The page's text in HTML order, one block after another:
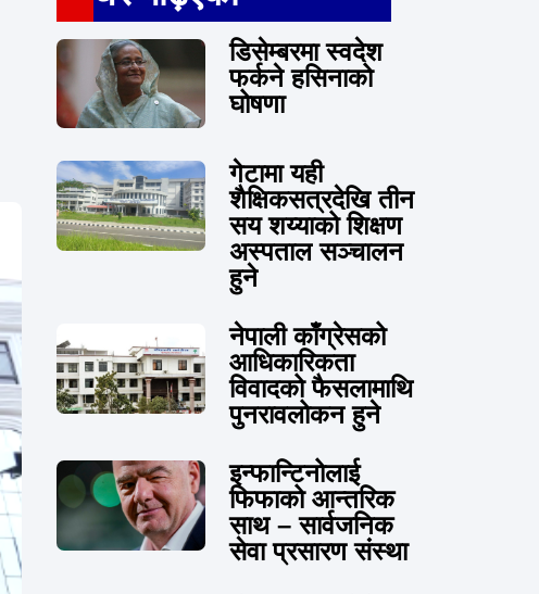
डिसेम्बरमा स्वदेश
फर्कने हसिनाको
घोषणा
गेटामा यही
शैक्षिकसत्रदेखि तीन
सय शय्याको शिक्षण
अस्पताल सञ्चालन
हुने
नेपाली काँग्रेसको
आधिकारिकता
विवादको फैसलामाथि
पुनरावलोकन हुने
इन्फान्टिनोलाई
फिफाको आन्तरिक
साथ – सार्वजनिक
सेवा प्रसारण संस्था